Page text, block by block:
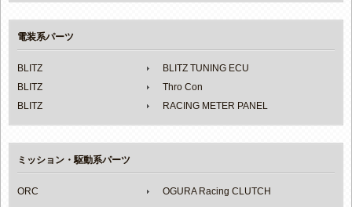
電装系パーツ
BLITZ
BLITZ TUNING ECU
BLITZ
Thro Con
BLITZ
RACING METER PANEL
ミッション・駆動系パーツ
ORC OGURA Racing CLUTCH